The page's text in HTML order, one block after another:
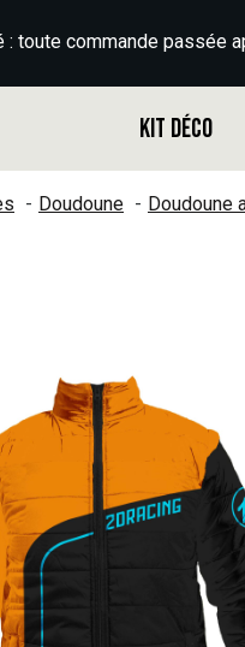
toute commande passée
Kit déco
Doudoune Doudoune